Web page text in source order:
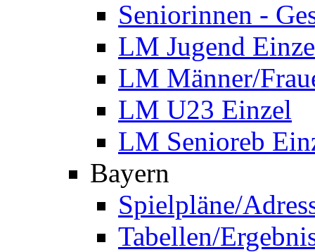
Seniorinnen -
LM Jugend
LM Männer/
LM U23 Einzel
LM Senioreb
Bayern
Spielpläne/
Tabellen/